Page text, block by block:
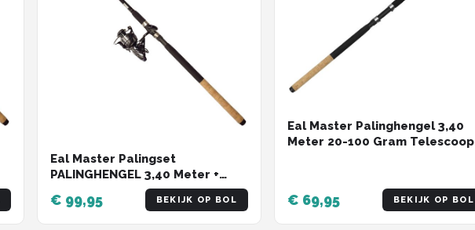
Eal Master Palingset
PALINGHENGEL 3,40 Meter +
PALINGMOLEN Baitrunner
Werpmolen Telescopische
Hengel
€ 99,95 BEKIJK OP BOL
Eal Master Palinghengel 3,40
Meter 20-100 Gram Telescoop
€ 69,95 BEKIJK OP BOL